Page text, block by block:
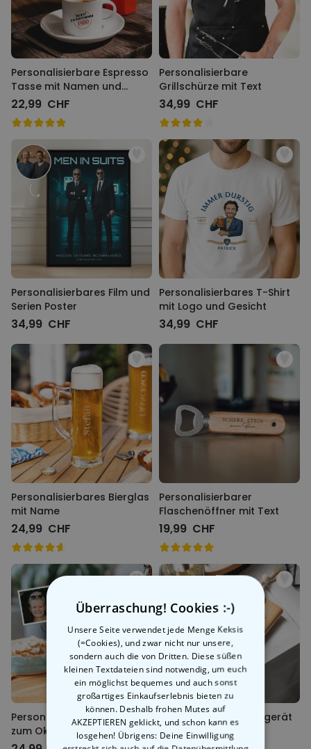
Personalisierbare Espresso
Tasse mit Namen und
Jahreszahl
22,99 CHF
Personalisierbare
Grillschürze mit Text
34,99 CHF
Personalisierbares Film und
Serien Poster
34,99 CHF
Personalisierbares T-Shirt
mit Logo und Gesicht
34,99 CHF
Personalisierbares Bierglas
mit Name
24,99 CHF
Personalisierbarer
Flaschenöffner mit Text
19,99 CHF
Personalisierbarer Bierkrug
zum Oktoberfest
Rasiermesser Schleifgerät
Überraschung! Cookies :-)
Unsere Seite verwendet jede Menge Keksis
(=Cookies), und zwar nicht nur unsere,
sondern auch die von Dritten. Diese süßen
kleinen Textdateien sind notwendig, um euch
ein möglichst bequemes und auch sonst
großartiges Einkaufserlebnis bieten zu
können. Deshalb frohen Mutes auf
AKZEPTIEREN geklickt, und schon kann es
losgehen! Übrigens: Deine Einwilligung